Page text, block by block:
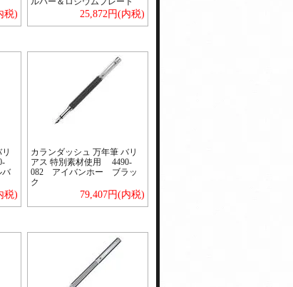
税) 25,872円(内税)
税)
カランダッシュ 万年筆 バリ
アス 特別素材使用 4490-
082 アイバンホー ブラッ
ク
79,407円(内税)